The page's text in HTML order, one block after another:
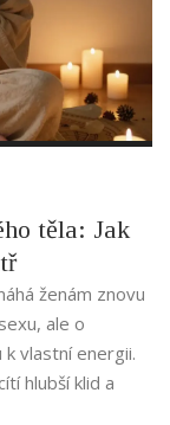
těla: Jak
ženám znovu
ale o
vlastní energii.
hlubší klid a